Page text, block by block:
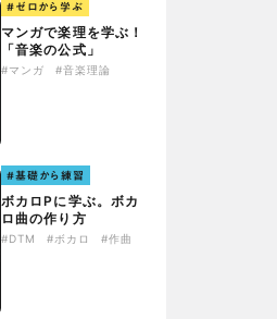
#ゼロから学ぶ
マンガで楽理を学ぶ！
「音楽の公式」
#マンガ #音楽理論
#基礎から練習
ボカロPに学ぶ。ボカ
ロ曲の作り方
#DTM #ボカロ #作曲